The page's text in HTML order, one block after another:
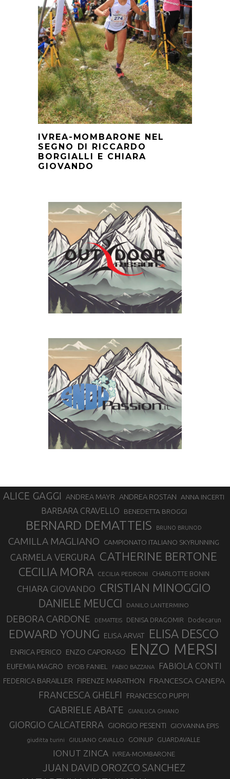
IVREA-MOMBARONE NEL
SEGNO DI RICCARDO
BORGIALLI E CHIARA
GIOVANDO
ALICE GAGGI ANDREA MAYR ANDREA ROSTAN ANNA INCERTI
BARBARA CRAVELLO BENEDETTA BROGGI
BERNARD DEMATTEIS BRUNO BRUNOD
CAMILLA MAGLIANO CAMPIONATO ITALIANO SKYRUNNING
CARMELA VERGURA CATHERINE BERTONE
CECILIA MORA CECILIA PEDRONI CHARLOTTE BONIN
CHIARA GIOVANDO CRISTIAN MINOGGIO
DANIELE MEUCCI DANILO LANTERMINO
DEBORA CARDONE DEMATTEIS DENISA DRAGOMIR Dodecarun
EDWARD YOUNG ELISA ARVAT ELISA DESCO
ENRICA PERICO ENZO CAPORASO ENZO MERSI
EUFEMIA MAGRO EYOB FANIEL FABIO BAZZANA FABIOLA CONTI
FEDERICA BARAILLER FIRENZE MARATHON FRANCESCA CANEPA
FRANCESCA GHELFI FRANCESCO PUPPI
GABRIELE ABATE GIANLUCA GHIANO
GIORGIO CALCATERRA GIORGIO PESENTI GIOVANNA EPIS
giuditta turini GIULIANO CAVALLO GOINUP GUARDAVALLE
IONUT ZINCA IVREA-MOMBARONE
JUAN DAVID OROZCO SANCHEZ